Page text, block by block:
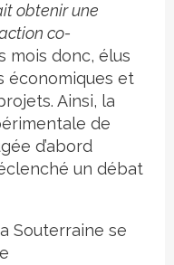
obtenir une
co-
mois donc, élus
économiques et
Ainsi, la
de
d’abord
un débat
Souterraine se